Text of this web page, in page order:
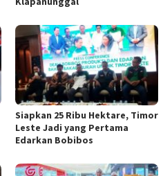
Siapkan 25 Ribu Hektare, Timor
Leste Jadi yang Pertama
Edarkan Bobibos